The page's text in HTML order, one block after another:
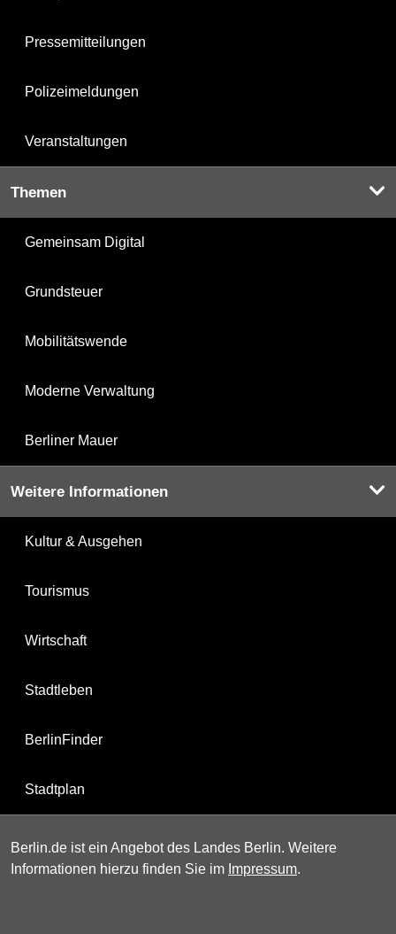
Pressemitteilungen
Polizeimeldungen
Veranstaltungen
Themen
Gemeinsam Digital
Grundsteuer
Mobilitätswende
Moderne Verwaltung
Berliner Mauer
Weitere Informationen
Kultur & Ausgehen
Tourismus
Wirtschaft
Stadtleben
BerlinFinder
Stadtplan
Berlin.de ist ein Angebot des Landes Berlin. Weitere
Informationen hierzu finden Sie im Impressum.